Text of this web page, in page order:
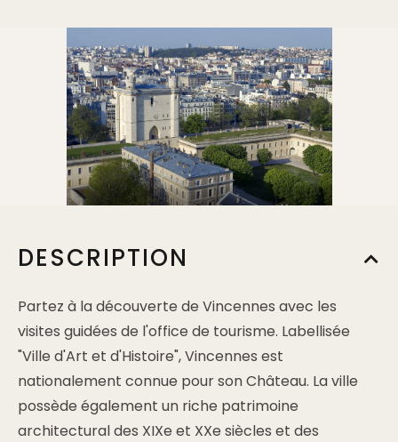
DESCRIPTION
Partez à la découverte de Vincennes avec les
visites guidées de l'office de tourisme. Labellisée
"Ville d'Art et d'Histoire", Vincennes est
nationalement connue pour son Château. La ville
possède également un riche patrimoine
architectural des XIXe et XXe siècles et des